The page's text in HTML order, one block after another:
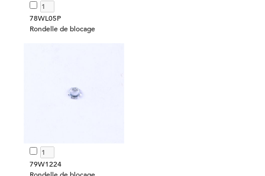
78WL05P
Rondelle de blocage
79W1224